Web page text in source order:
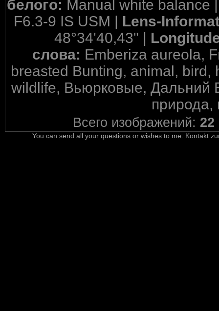
белого: Manual white balance
F6.3-9 IS USM | Lens-
48°34'40,43" |
слова: Emberiza aureola,
breasted Bunting, animal, bird,
wildlife, Вьюрковые, Дальний
природа,
Всего изображений: 22
You can send all your questions or wishes to me. Kontakt